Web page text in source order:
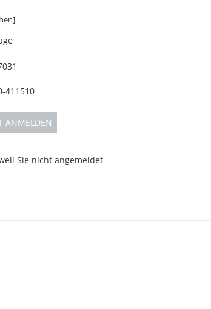
411510
ANMELDEN
Sie nicht angemeldet